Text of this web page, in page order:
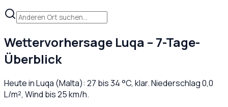
Wettervorhersage Luqa – 7-Tage-
Überblick
Heute inLuqa (Malta): 27 bis34°C, klar. Niederschlag0,0
L/m², Wind bis25km/h.